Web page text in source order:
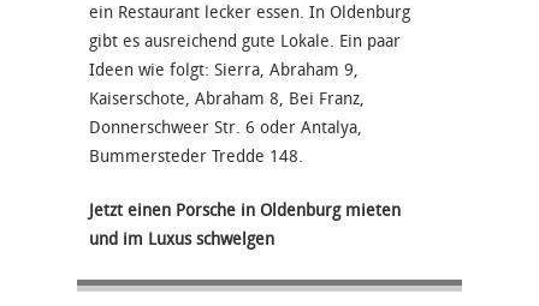
ein Restaurant lecker essen. In Oldenburg
gibt es ausreichend gute Lokale. Ein paar
Ideen wie folgt: Sierra, Abraham 9,
Kaiserschote, Abraham 8, Bei Franz,
Donnerschweer Str. 6 oder Antalya,
Bummersteder Tredde 148.
Jetzt einen Porsche in Oldenburg mieten
und im Luxus schwelgen